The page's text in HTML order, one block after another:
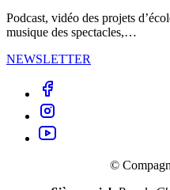
Podcast, vidéo des projets
musique des spectacles,…
NEWSLETTER
©